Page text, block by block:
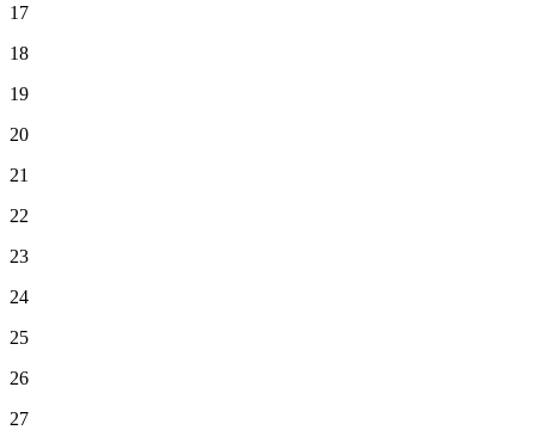
17
18
19
20
21
22
23
24
25
26
27